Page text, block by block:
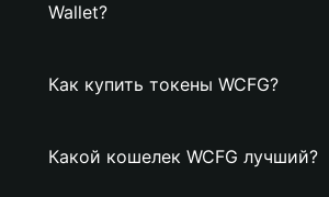
Wallet?
Как купить токены WCFG?
Какой кошелек WCFG лучший?